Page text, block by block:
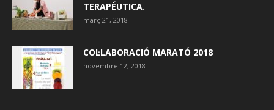
TERAPÉUTICA.
març 21, 2018
COL·LABORACIÓ MARATÓ 2018
novembre 12, 2018